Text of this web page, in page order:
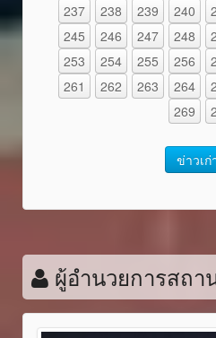
237
238 239 240
245
246 247 248
253
254 255 256
261
262 263 264
269
ข่าวเ
ผู้อำนวยการสถา